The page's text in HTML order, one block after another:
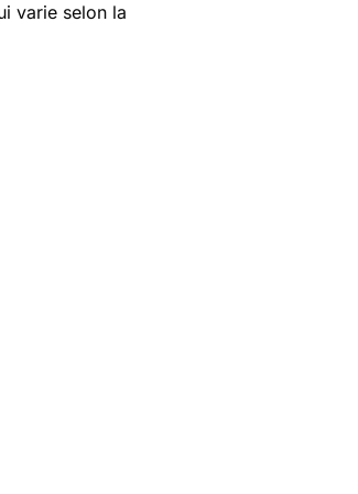
varie selon la